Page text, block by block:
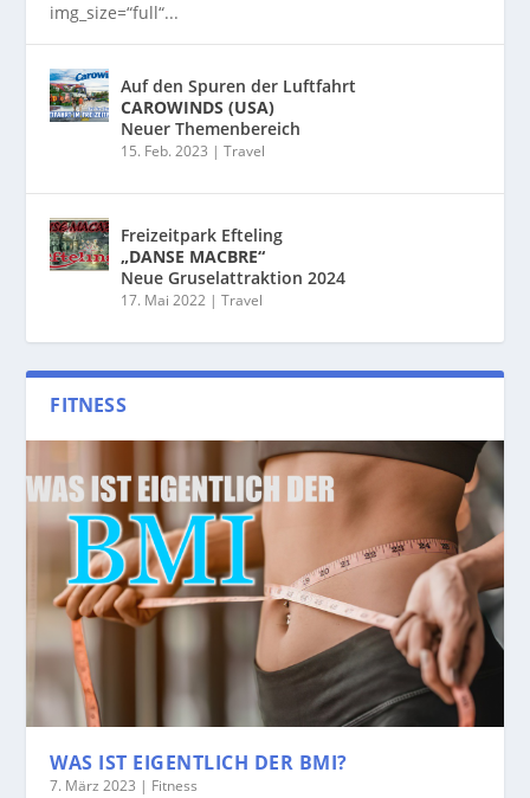
img_size=“full“...
Auf den Spuren der Luftfahrt
CAROWINDS (USA)
Neuer Themenbereich
15. Feb. 2023 |Travel
Freizeitpark Efteling
„DANSE MACBRE“
Neue Gruselattraktion 2024
17. Mai 2022 |Travel
FITNESS
WAS IST EIGENTLICH DER BMI?
7. März 2023 | Fitness